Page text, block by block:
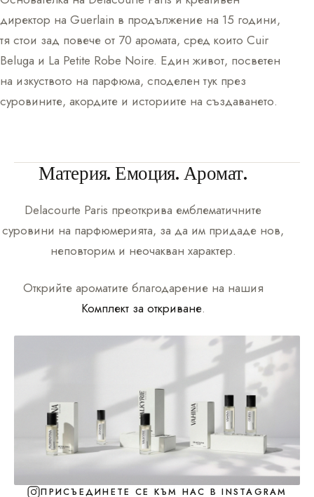
директор на Guerlain в продължение на 15 години,
тя стои зад повече от 70 аромата, сред които Cuir
Beluga и La Petite Robe Noire. Един живот, посветен
на изкуството на парфюма, споделен тук през
суровините, акордите и историите на създаването.
Материя. Емоция. Аромат.
Delacourte Paris преоткрива емблематичните
суровини на парфюмерията, за да им придаде нов,
неповторим и неочакван характер.
Открийте ароматите благодарение на нашия
Комплект за откриване.
ПРИСЪЕДИНЕТЕ СЕ КЪМ НАС В INSTAGRAM